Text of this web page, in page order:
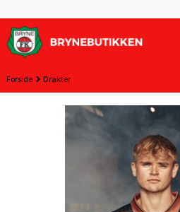
til
innholdet
Forside Drakter